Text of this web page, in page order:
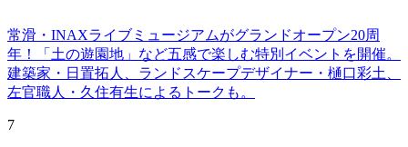
常滑・INAXライブミュージアムがグランドオープン20周
年！「土の遊園地」など五感で楽しむ特別イベントを開催。
建築家・日置拓人、ランドスケープデザイナー・樋口彩土、
左官職人・久住有生によるトークも。
7